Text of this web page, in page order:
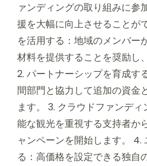
ァンディングの取り組みに参
援を大幅に向上させることが
を活用する：地域のメンバー
材料を提供することを奨励し
2. パートナーシップを育成す
間部門と協力して追加の資金
ます。 3. クラウドファンデ
能な観光を重視する支持者か
ャンペーンを開始します。 4.
る：高価格を設定できる独自